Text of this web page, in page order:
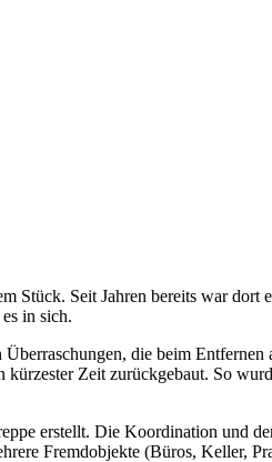
Stück. Seit Jahren bereits war
in sich.
die beim
Zeit zurückgebaut. So
erstellt. Die Koordination und
Fremdobjekte (Büros, Keller,